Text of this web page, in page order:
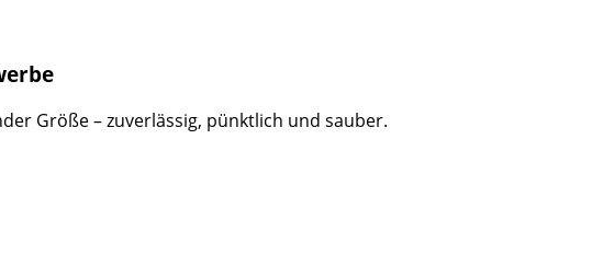
Größe – zuverlässig, pünktlich und sauber.